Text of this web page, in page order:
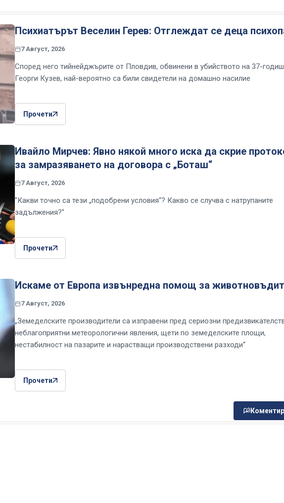
Психиатърът Веселин Герев: Отглеждат се деца
7 Август, 2026
Според него тийнейджърите от Пловдив, обвинени в убийството на 37-
Георги Кузев, най-вероятно са били свидетели на домашно насилие
Прочети
Ивайло Мирчев: Явно някой много иска да скрие
за замразяването на договора с „Боташ“
7 Август, 2026
"Какви точно са тези „подобрени условия“? Какво се случва с натрупаните
задължения?"
Прочети
Искаме от Европа извънредна помощ за
7 Август, 2026
„Земеделските производители са изправени пред сериозни
неблагоприятни метеорологични явления, щети по земеделските площи,
нестабилност на пазарите и нарастващи производствени разходи“
Прочети